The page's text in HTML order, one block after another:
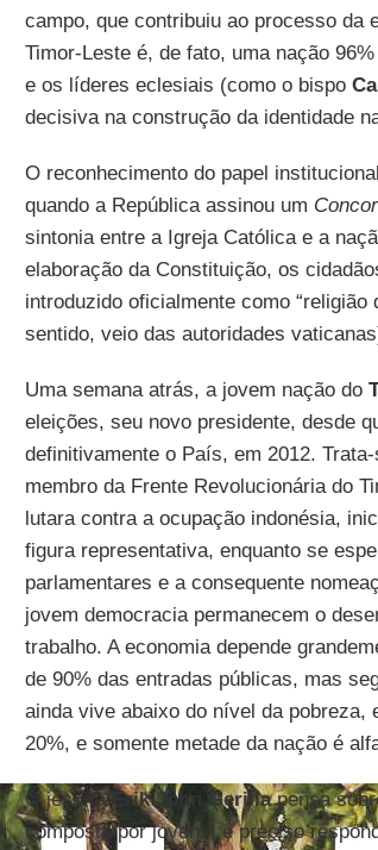
campo, que contribuiu ao processo da
Timor-Leste é, de fato, uma nação
e os líderes eclesiais (como o bispo
decisiva na construção da identidade
O reconhecimento do papel
quando a República assinou um
sintonia entre a Igreja Católica e a
elaboração da Constituição, os
introduzido oficialmente como “religião
sentido, veio das autoridades
Uma semana atrás, a jovem nação do
eleições, seu novo presidente, desde
definitivamente o País, em 2012.
membro da Frente Revolucionária do
lutara contra a ocupação indonésia,
figura representativa, enquanto se
parlamentares e a consequente
jovem democracia permanecem o
trabalho. A economia depende
de 90% das entradas públicas, mas
ainda vive abaixo do nível da pobreza,
20%, e somente metade da nação é
O jesuítaErik John Gerillapensa
composta por jovens; é preciso